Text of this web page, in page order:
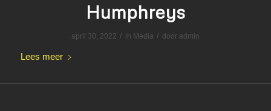
Humphreys
april 30, 2022 / in Media / door admin
Lees meer